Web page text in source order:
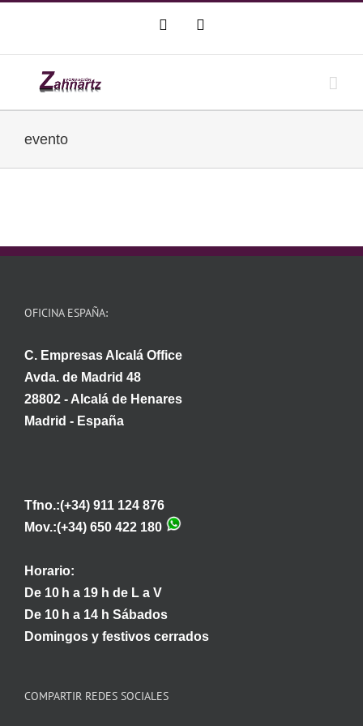
contenido
WhatsAppCorreo
evento
OFICINA ESPAÑA:
C. Empresas Alcalá Office
Avda. de Madrid 48
28802 - Alcalá de Henares
Madrid - España
Tfno.:(+34) 911 124 876
Mov.:(+34) 650 422 180
Horario:
De 10 h a 19 h de L a V
De 10 h a 14 h Sábados
Domingos y festivos cerrados
COMPARTIR REDES SOCIALES